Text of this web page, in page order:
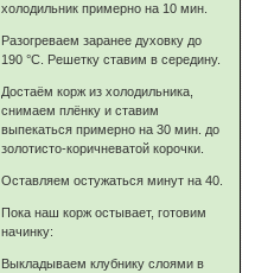
холодильник примерно на 10 мин.
Разогреваем заранее духовку до
190 °C. Решетку ставим в середину.
Достаём корж из холодильника,
снимаем плёнку и ставим
выпекаться примерно на 30 мин. до
золотисто-коричневатой корочки.
Оставляем остужаться минут на 40.
Пока наш корж остывает, готовим
начинку:
Выкладываем клубнику слоями в